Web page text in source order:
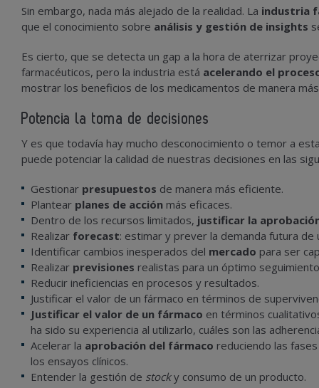
Sin embargo, nada más alejado de la realidad. La industria
que el conocimiento sobre análisis y gestión de insights
Es cierto, que se detecta un gap a la hora de aterrizar
farmacéuticos, pero la industria está acelerando el
mostrar los beneficios de los medicamentos de manera
Potencia la toma de decisiones
Y es que todavía hay mucho desconocimiento o temor a
puede potenciar la calidad de nuestras decisiones en las
Gestionar presupuestos de manera más eficiente.
Plantear planes de acción más eficaces.
Dentro de los recursos limitados, justificar la
Realizar forecast: estimar y prever la demanda futura de
Identificar cambios inesperados del mercado para ser
Realizar previsiones realistas para un óptimo
Reducir ineficiencias en procesos y resultados.
Justificar el valor de un fármaco en términos de
Justificar el valor de un fármaco en términos
ha sido su experiencia al utilizarlo, cuáles son las
Acelerar la aprobación del fármaco reduciendo las
los ensayos clínicos.
Entender la gestión de stocky consumo de un producto.